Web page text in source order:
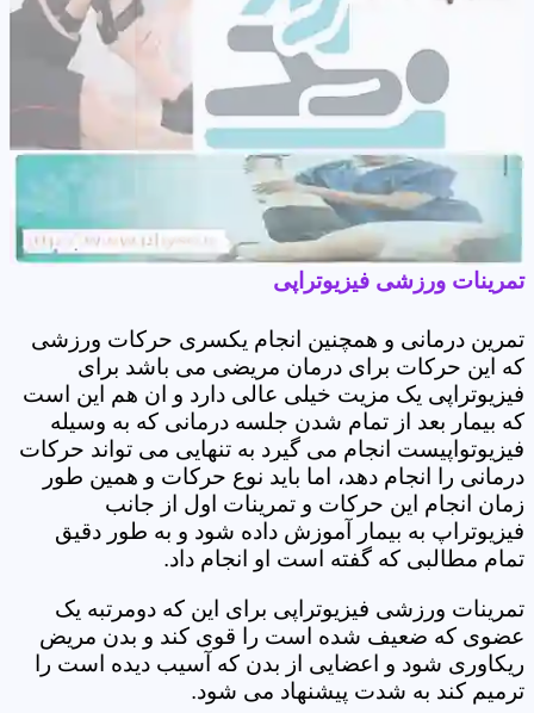
تمرینات ورزشی فیزیوتراپی
تمرین درمانی و همچنین انجام یکسری حرکات ورزشی
که این حرکات برای درمان مریضی می باشد برای
فیزیوتراپی یک مزیت خیلی عالی دارد و ان هم این است
که بیمار بعد از تمام شدن جلسه درمانی که به وسیله
فیزیوتواپیست انجام می گیرد به تنهایی می تواند حرکات
درمانی را انجام دهد، اما باید نوع حرکات و همین طور
زمان انجام این حرکات و تمرینات اول از جانب
فیزیوتراپ به بیمار آموزش داده شود و به طور دقیق
تمام مطالبی که گفته است او انجام داد.
تمرینات ورزشی فیزیوتراپی برای این که دومرتبه یک
عضوی که ضعیف شده است را قوی کند و بدن مریض
ریکاوری شود و اعضایی از بدن که آسیب دیده است را
ترمیم کند به شدت پیشنهاد می شود.